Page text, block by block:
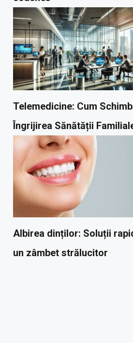
Telemedicine: Cum
Îngrijirea Sănătății
Albirea dinților: Soluții
un zâmbet strălucitor